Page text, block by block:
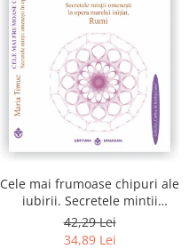
Cele mai frumoase chipuri ale
iubirii. Secretele mintii
omenesti in opera marelui
initiat, Rumi
42,29 Lei
34,89 Lei